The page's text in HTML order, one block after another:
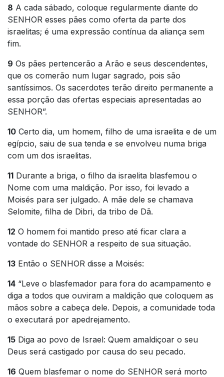
8 A cada sábado, coloque regularmente diante do
SENHOR esses pães como oferta da parte dos
israelitas; é uma expressão contínua da aliança sem
fim.
9 Os pães pertencerão a Arão e seus descendentes,
que os comerão num lugar sagrado, pois são
santíssimos. Os sacerdotes terão direito permanente a
essa porção das ofertas especiais apresentadas ao
SENHOR”.
10 Certo dia, um homem, filho de uma israelita e de um
egípcio, saiu de sua tenda e se envolveu numa briga
com um dos israelitas.
11 Durante a briga, o filho da israelita blasfemou o
Nome com uma maldição. Por isso, foi levado a
Moisés para ser julgado. A mãe dele se chamava
Selomite, filha de Dibri, da tribo de Dã.
12 O homem foi mantido preso até ficar clara a
vontade do SENHOR a respeito de sua situação.
13 Então o SENHOR disse a Moisés:
14 “Leve o blasfemador para fora do acampamento e
diga a todos que ouviram a maldição que coloquem as
mãos sobre a cabeça dele. Depois, a comunidade toda
o executará por apedrejamento.
15 Diga ao povo de Israel: Quem amaldiçoar o seu
Deus será castigado por causa do seu pecado.
16 Quem blasfemar o nome do SENHOR será morto